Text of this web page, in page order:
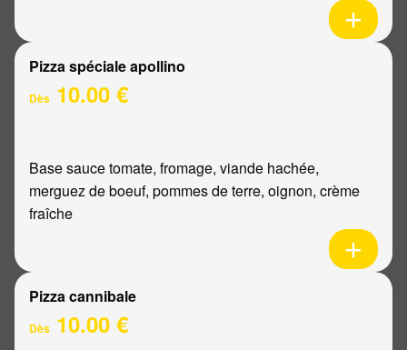
Pizza spéciale apollino
Dès 10.00 €
Base sauce tomate, fromage, viande hachée,
merguez de boeuf, pommes de terre, oignon, crème
fraîche
Pizza cannibale
Dès 10.00 €